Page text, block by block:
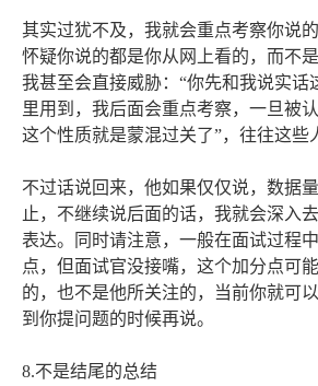
其实过犹不及，我就会重点考察你说
怀疑你说的都是你从网上看的，而不
我甚至会直接威胁：“你先和我说实话
里用到，我后面会重点考察，一旦被
这个性质就是蒙混过关了”，往往这些
不过话说回来，他如果仅仅说，数据
止，不继续说后面的话，我就会深入
表达。同时请注意，一般在面试过程
点，但面试官没接嘴，这个加分点可
的，也不是他所关注的，当前你就可
到你提问题的时候再说。
8.不是结尾的总结